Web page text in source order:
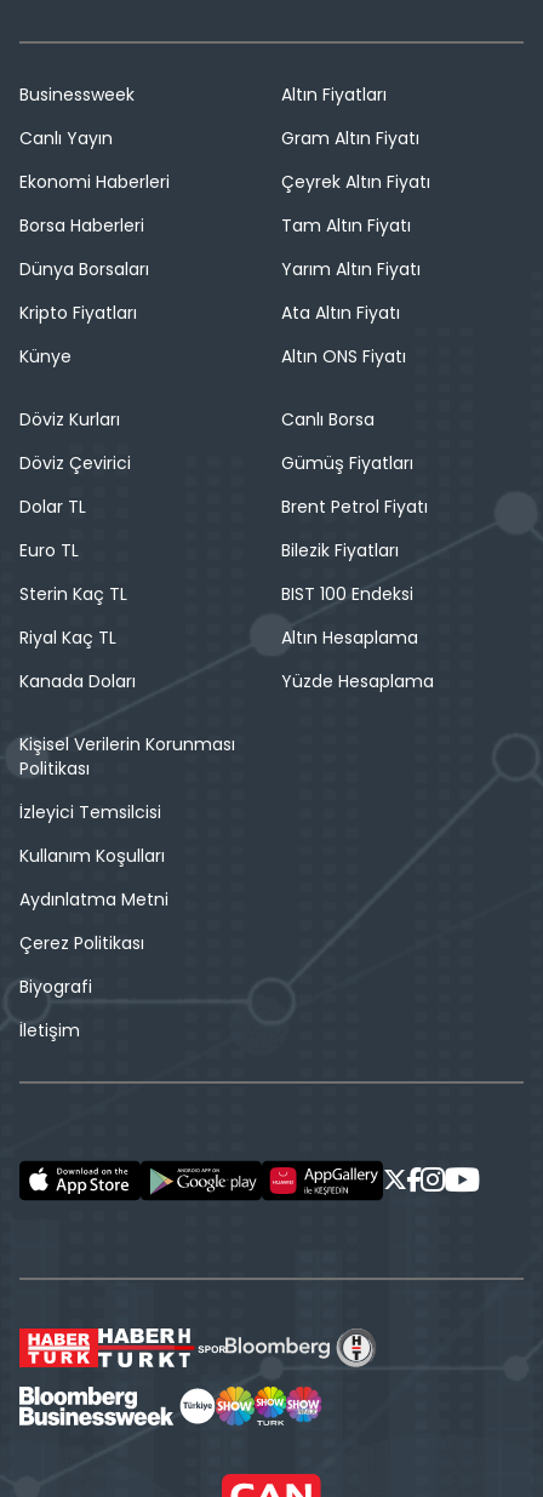
Businessweek
Canlı Yayın
Ekonomi Haberleri
Borsa Haberleri
Dünya Borsaları
Kripto Fiyatları
Künye
Altın Fiyatları
Gram Altın Fiyatı
Çeyrek Altın Fiyatı
Tam Altın Fiyatı
Yarım Altın Fiyatı
Ata Altın Fiyatı
Altın ONS Fiyatı
Döviz Kurları
Döviz Çevirici
Dolar TL
Euro TL
Sterin Kaç TL
Riyal Kaç TL
Kanada Doları
Canlı Borsa
Gümüş Fiyatları
Brent Petrol Fiyatı
Bilezik Fiyatları
BIST 100 Endeksi
Altın Hesaplama
Yüzde Hesaplama
Kişisel Verilerin Korunması
Politikası
İzleyici Temsilcisi
Kullanım Koşulları
Aydınlatma Metni
Çerez Politikası
Biyografi
İletişim